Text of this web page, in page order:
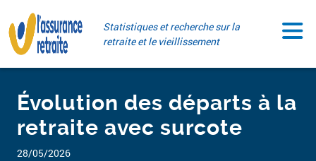
au
contenu
Statistiques et recherche sur la
retraite et le vieillissement
28/05/2026
Évolution des départs à la
retraite avec surcote